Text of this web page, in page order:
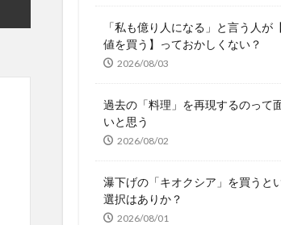
「私も億り人になる」と言う人が
値を買う】っておかしくない？
2026/08/03
過去の「料理」を再現するのって
いと思う
2026/08/02
瀑下げの「キオクシア」を買うと
選択はありか？
2026/08/01